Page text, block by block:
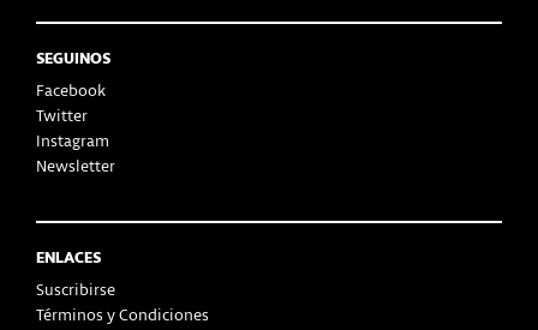
SEGUINOS
Facebook
Twitter
Instagram
Newsletter
ENLACES
Suscribirse
Términos y Condiciones